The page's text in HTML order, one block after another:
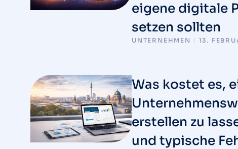
eigene digitale
setzen sollten
UNTERNEHMEN / 13.
Was kostet es,
erstellen zu
und typische